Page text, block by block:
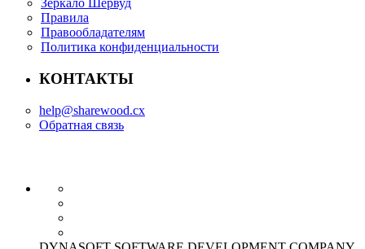
Зеркало Шервуд
Правила
Правообладателям
Политика конфиденциальности
КОНТАКТЫ
help@sharewood.cx
Обратная связь